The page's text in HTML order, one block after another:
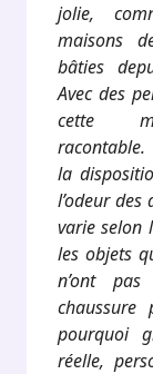
jolie,
maisons
bâties
Avec des
cette
la
l’odeur
varie selon
les objets
n’ont pas
pourquoi
réelle,